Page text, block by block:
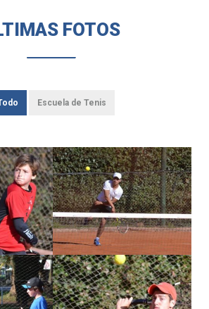
FOTOS
Escuela de Tenis